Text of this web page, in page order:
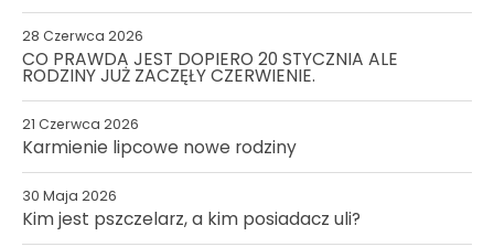
28 Czerwca 2026
CO PRAWDA JEST DOPIERO 20 STYCZNIA ALE
RODZINY JUŻ ZACZĘŁY CZERWIENIE.
21 Czerwca 2026
Karmienie lipcowe nowe rodziny
30 Maja 2026
Kim jest pszczelarz, a kim posiadacz uli?